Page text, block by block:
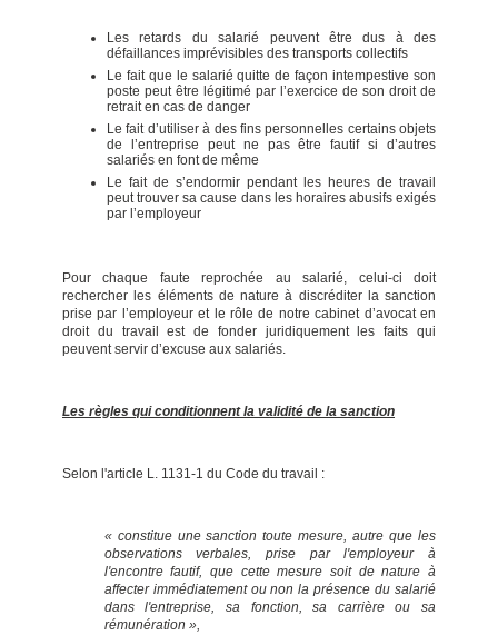
Les retards du salarié peuvent être dus à des
défaillances imprévisibles des transports collectifs
Le fait que le salarié quitte de façon intempestive son
poste peut être légitimé par l’exercice de son droit de
retrait en cas de danger
Le fait d’utiliser à des fins personnelles certains objets
de l’entreprise peut ne pas être fautif si d’autres
salariés en font de même
Le fait de s’endormir pendant les heures de travail
peut trouver sa cause dans les horaires abusifs exigés
par l’employeur
Pour chaque faute reprochée au salarié, celui-ci doit
rechercher les éléments de nature à discréditer la sanction
prise par l’employeur et le rôle de notre cabinet d’avocat en
droit du travail est de fonder juridiquement les faits qui
peuvent servir d’excuse aux salariés.
Les règles qui conditionnent la validité de la sanction
Selon l'article L. 1131-1 du Code du travail :
« constitue une sanction toute mesure, autre que les
observations verbales, prise par l'employeur à
l'encontre fautif, que cette mesure soit de nature à
affecter immédiatement ou non la présence du salarié
dans l'entreprise, sa fonction, sa carrière ou sa
rémunération »,